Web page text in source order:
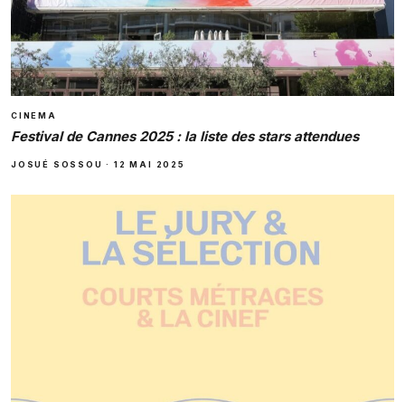
CINEMA
Festival de Cannes 2025 : la liste des stars attendues
JOSUÉ SOSSOU ·12 MAI 2025